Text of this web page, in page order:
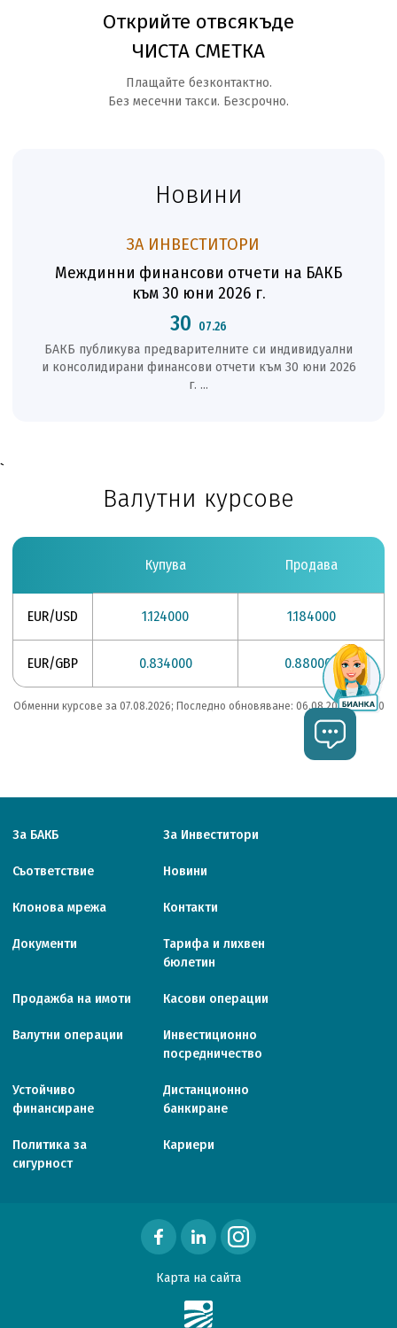
Открийте отвсякъде
ЧИСТА СМЕТКА
Плащайте безконтактно.
Без месечни такси. Безсрочно.
Новини
ЗА ИНВЕСТИТОРИ
Междинни финансови отчети на БАКБ
към 30 юни 2026 г.
30 07.26
БАКБ публикува предварителните си индивидуални
и консолидирани финансови отчети към 30 юни 2026
г. ...
`
Валутни курсове
EUR/USD
EUR/GBP
Купува
1.124000
0.834000
Продава
1.184000
0.880000
Обменни курсове за 07.08.2026; Последно обновяване: 06.08.2026 / 19:50
За БАКБ За Инвеститори
Съответствие Новини
Клонова мрежа Контакти
Документи
Тарифa и лихвен
бюлетин
Продажба на имоти Касови операции
Валутни операции
Инвестиционно
посредничество
Устойчиво
финансиране
Дистанционно
банкиране
Политика за
сигурност
Кариери
Карта на сайта